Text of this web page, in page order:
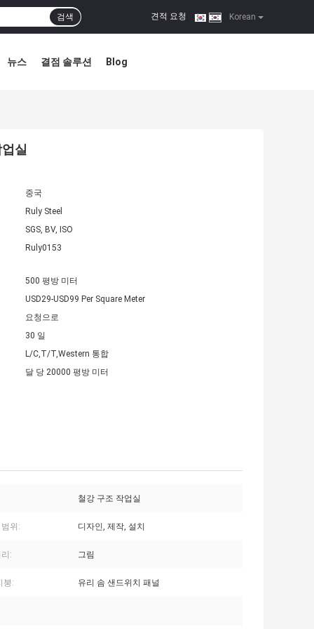
Korean
견적 요청 |
검색
뉴스 결점 솔루션 Blog
실
중국
Ruly Steel
SGS, BV, ISO
Ruly0153
500 평방 미터
USD29-USD99 Per Square Meter
요청으로
30 일
L/C,T/T,Western 통합
달 당 20000 평방 미터
철강 구조 작업실
위: 디자인, 제작, 설치
: 그림
붕: 유리 솜 샌드위치 패널